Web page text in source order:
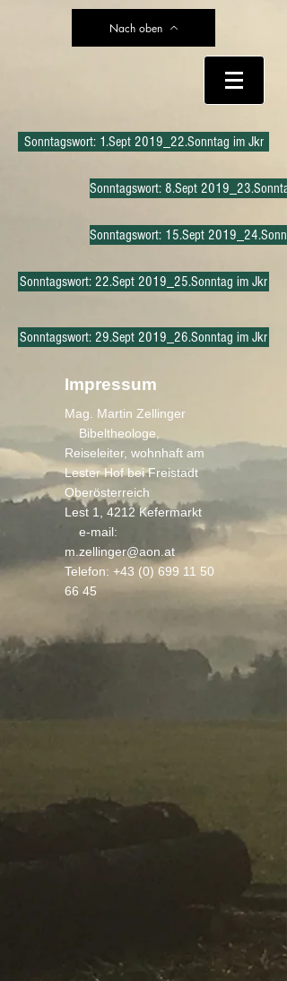
Nach oben
Sonntagswort: 1.Sept 2019_22.Sonntag im Jkr
Sonntagswort: 8.Sept
Sonntagswort: 15.Sept
Sonntagswort: 22.Sept 2019_25.Sonntag im Jkr
Sonntagswort: 29.Sept 2019_26.Sonntag im Jkr
Impressum
Mag. Martin Zellinger
Bibeltheologe,
Reiseleiter, wohnhaft am
Lester Hof bei Freistadt
Oberösterreich
Lest 1, 4212 Kefermarkt
e-mail:
m.zellinger@aon.at
Telefon: +43 (0) 699 11 50
66 45